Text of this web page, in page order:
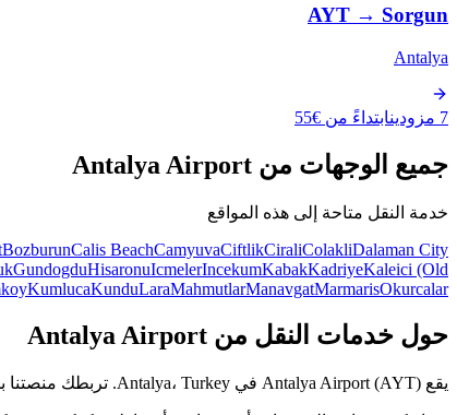
AYT → Sorgun
Antalya
7 مزودين ابتداءً من €55
جميع الوجهات من Antalya Airport
خدمة النقل متاحة إلى هذه المواقع
BozburunCalis BeachCamyuvaCiftlikCiraliColakliDalaman City
GundogduHisaronuIcmelerIncekumKabakKadriyeKaleici (Old
KumlucaKunduLaraMahmutlarManavgatMarmarisOkurcalar
حول خدمات النقل من Antalya Airport
يقع Antalya Airport (AYT) في Antalya، Turkey. تربطك منصتنا بمزودي خدمات نقل محليين موثّقين يوفرون وسائل نقل مريحة وموثوقة من المطار إلى وجهتك.